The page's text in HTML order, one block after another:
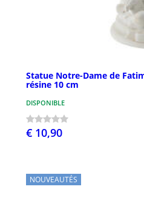
Statue Notre-Dame de
résine 10 cm
DISPONIBLE
€ 10,90
NOUVEAUTÉS